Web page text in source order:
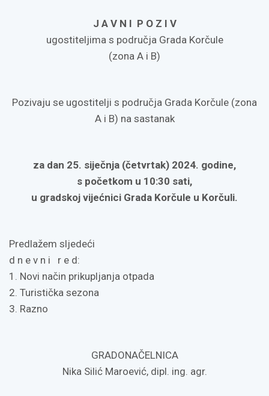
J A V N I P O Z I V
ugostiteljima s područja Grada Korčule
(zona A i B)
Pozivaju se ugostitelji s područja Grada Korčule (zona
A i B) na sastanak
za dan 25. siječnja (četvrtak) 2024. godine,
s početkom u 10:30 sati,
u gradskoj vijećnici Grada Korčule u Korčuli.
Predlažem sljedeći
d n e v n i r e d:
1. Novi način prikupljanja otpada
2. Turistička sezona
3. Razno
GRADONAČELNICA
Nika Silić Maroević, dipl. ing. agr.